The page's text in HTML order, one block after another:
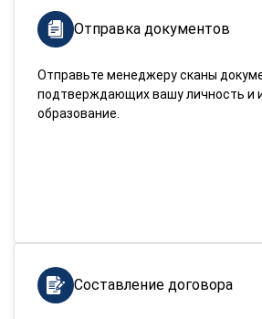
Отправка документов
Отправьте менеджеру сканы
подтверждающих вашу личность и
образование.
Составление договора